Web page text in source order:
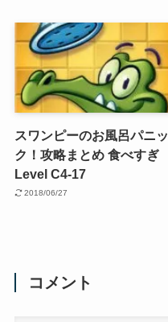
スワンピーのお風呂パニッ
ク！攻略まとめ 食べすぎ
Level C4-17
2018/06/27
コメント